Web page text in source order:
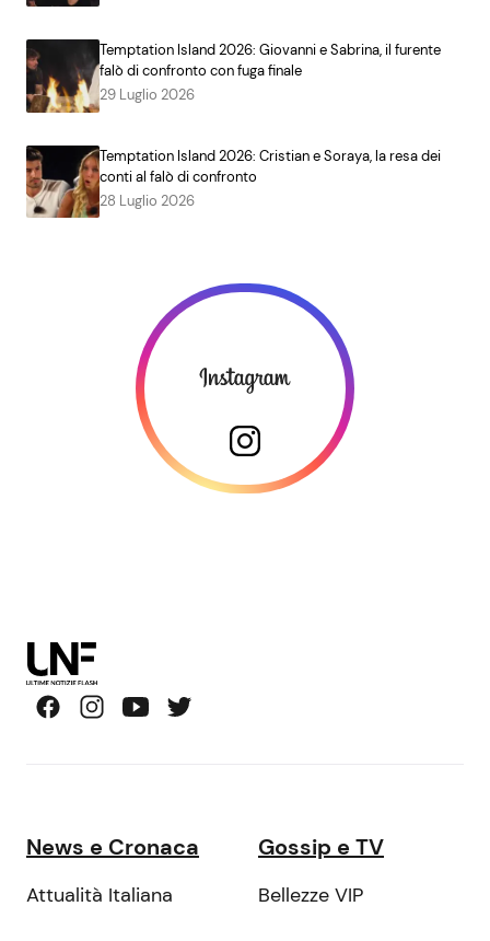
Temptation Island 2026: Giovanni e Sabrina, il furente
falò di confronto con fuga finale
29 Luglio 2026
Temptation Island 2026: Cristian e Soraya, la resa dei
conti al falò di confronto
28 Luglio 2026
News e Cronaca
Attualità Italiana
Gossip e TV
Bellezze VIP